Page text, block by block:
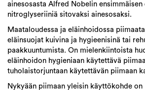
ainesosasta Alfred Nobelin
nitroglyseriiniä sitovaksi ainesosaksi.
Maataloudessa ja eläinhoidossa
eläinsuojat kuivina ja hygieenisinä tai
paakkuuntumista. On mielenkiintoista
eläinhoidon hygieniaan käytettävä
tuholaistorjuntaan käytettävän piimaan
Nykyään piimaan yleisin käyttökohde on